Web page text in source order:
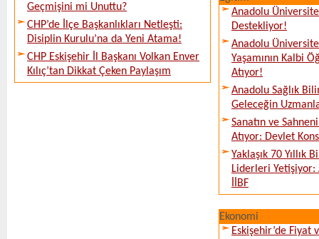
Geçmişini mi Unuttu?
CHP’de İlçe Başkanlıkları Netleşti:
Disiplin Kurulu’na da Yeni Atama!
CHP Eskişehir İl Başkanı Volkan Enver
Kılıç’tan Dikkat Çeken Paylaşım
Anadolu
Destekliyor!
Anadolu
Yaşamının Kalbi
Atıyor!
Anadolu Sağlık
Geleceğin
Sanatın ve
Atıyor: Devlet
Yaklaşık 70 Yıllık
Liderleri
İİBF
Ekonomi
Eskişehir’de Fiyat